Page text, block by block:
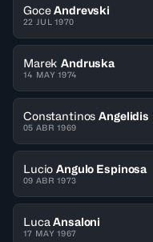
Goce Andrevski
22 JUL 1970
Marek Andruska
14 MAY 1974
Constantinos Angelidis
05 ABR 1969
Lucio Angulo Espinosa
09 ABR 1973
Luca Ansaloni
17 MAY 1967